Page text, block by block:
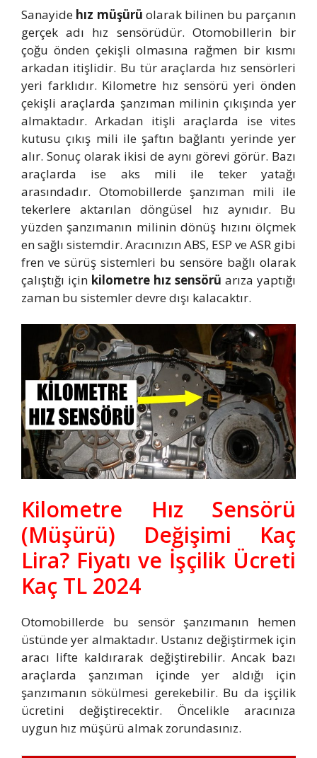
Sanayide hız müşürü olarak bilinen bu parçanın
gerçek adı hız sensörüdür. Otomobillerin bir
çoğu önden çekişli olmasına rağmen bir kısmı
arkadan itişlidir. Bu tür araçlarda hız sensörleri
yeri farklıdır. Kilometre hız sensörü yeri önden
çekişli araçlarda şanzıman milinin çıkışında yer
almaktadır. Arkadan itişli araçlarda ise vites
kutusu çıkış mili ile şaftın bağlantı yerinde yer
alır. Sonuç olarak ikisi de aynı görevi görür. Bazı
araçlarda ise aks mili ile teker yatağı
arasındadır. Otomobillerde şanzıman mili ile
tekerlere aktarılan döngüsel hız aynıdır. Bu
yüzden şanzımanın milinin dönüş hızını ölçmek
en sağlı sistemdir. Aracınızın ABS, ESP ve ASR gibi
fren ve sürüş sistemleri bu sensöre bağlı olarak
çalıştığı için kilometre hız sensörü arıza yaptığı
zaman bu sistemler devre dışı kalacaktır.
Kilometre Hız Sensörü
(Müşürü) Değişimi Kaç
Lira? Fiyatı ve İşçilik Ücreti
Kaç TL 2024
Otomobillerde bu sensör şanzımanın hemen
üstünde yer almaktadır. Ustanız değiştirmek için
aracı lifte kaldırarak değiştirebilir. Ancak bazı
araçlarda şanzıman içinde yer aldığı için
şanzımanın sökülmesi gerekebilir. Bu da işçilik
ücretini değiştirecektir. Öncelikle aracınıza
uygun hız müşürü almak zorundasınız.